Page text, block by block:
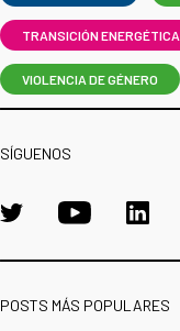
TRANSICIÓN ENERGÉTICA
VIOLENCIA DE GÉNERO
SÍGUENOS
POSTS MÁS POPULARES